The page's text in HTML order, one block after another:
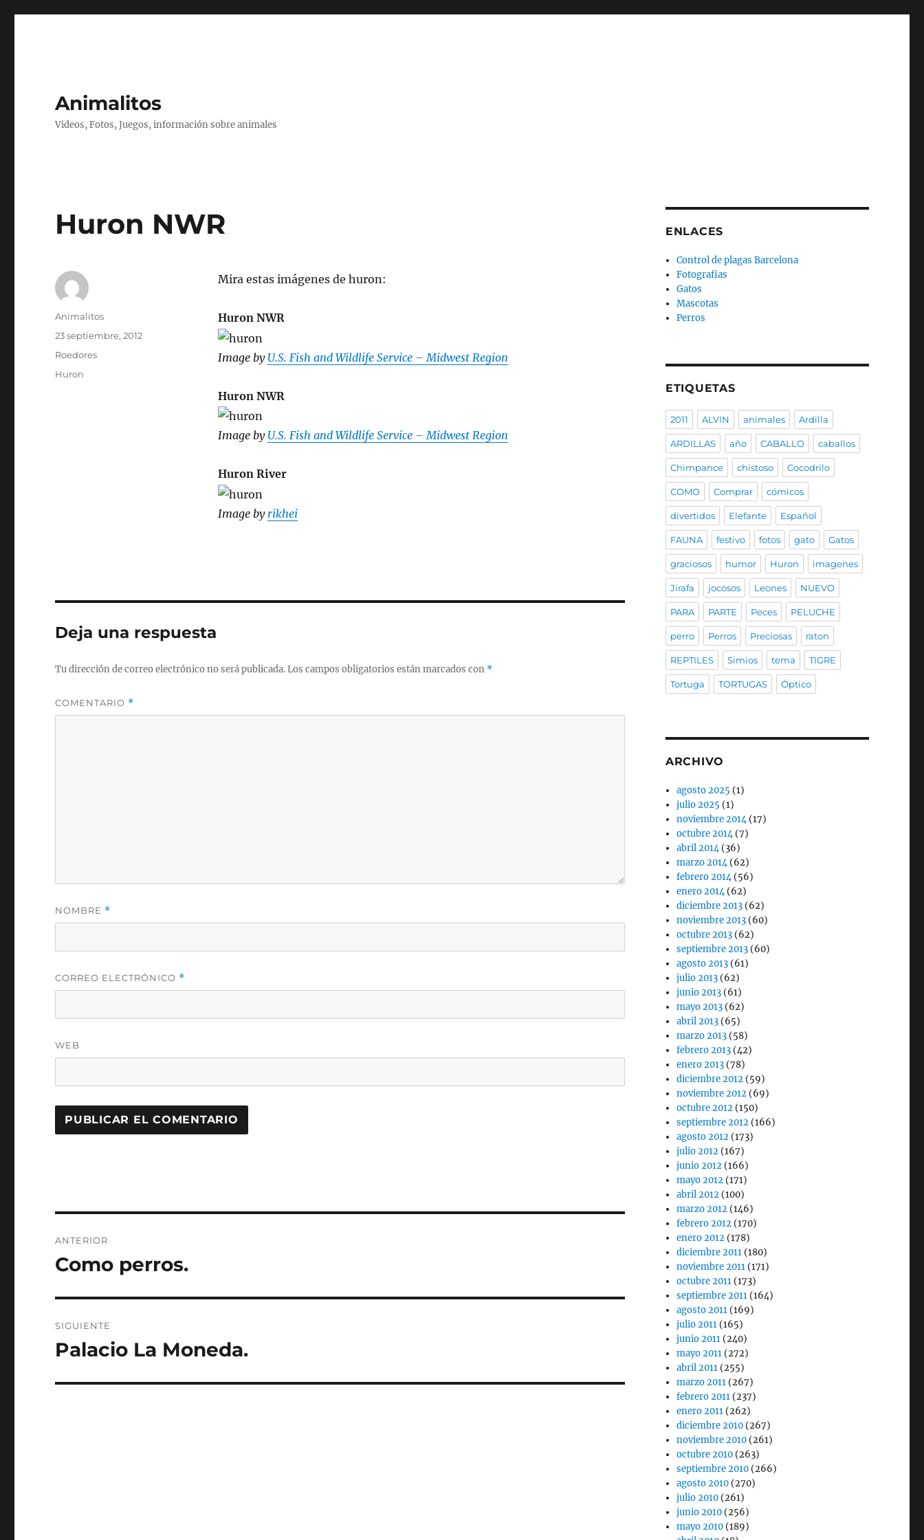
Animalitos
Videos, Fotos, Juegos, información sobre animales
Huron NWR
Mira estas imágenes de huron:
Huron NWR
Image by U.S. Fish and Wildlife Service – Midwest Region
Huron NWR
Image by U.S. Fish and Wildlife Service – Midwest Region
Huron River
Image by rikhei
Autor
Animalitos
Publicado
23 septiembre, 2012
Categorías
Roedores
Etiquetas
Huron
Deja una respuesta
Tu dirección de correo electrónico no será publicada.Los campos obligatorios están marcados con *
COMENTARIO *
NOMBRE *
CORREO ELECTRÓNICO *
WEB
de
ANTERIOR
Entrada
Como perros.
SIGUIENTE
Entrada
Palacio La Moneda.
ENLACES
Control de plagas Barcelona
Fotografias
Gatos
Mascotas
Perros
ETIQUETAS
2011 ALVIN animales Ardilla
ARDILLAS año CABALLO caballos
Chimpance chistoso Cocodrilo
COMO Comprar cómicos
divertidos Elefante Español
FAUNA festivo fotos gato Gatos
graciosos humor Huron imagenes
Jirafa jocosos Leones NUEVO
PARA PARTE Peces PELUCHE
perro Perros Preciosas raton
REPTILES Simios tema TIGRE
Tortuga TORTUGAS Óptico
ARCHIVO
agosto 2025 (1)
julio 2025 (1)
noviembre 2014(17)
octubre 2014(7)
abril 2014(36)
marzo 2014(62)
febrero 2014(56)
enero 2014(62)
diciembre 2013 (62)
noviembre 2013 (60)
octubre 2013 (62)
septiembre 2013 (60)
agosto 2013 (61)
julio 2013 (62)
junio 2013 (61)
mayo 2013 (62)
abril 2013 (65)
marzo 2013 (58)
febrero 2013 (42)
enero 2013 (78)
diciembre 2012 (59)
noviembre 2012 (69)
octubre 2012 (150)
septiembre 2012 (166)
agosto 2012 (173)
julio 2012 (167)
junio 2012 (166)
mayo 2012 (171)
abril 2012 (100)
marzo 2012 (146)
febrero 2012 (170)
enero 2012 (178)
diciembre 2011 (180)
noviembre 2011 (171)
octubre 2011 (173)
septiembre 2011 (164)
agosto 2011 (169)
julio 2011 (165)
junio 2011 (240)
mayo 2011 (272)
abril 2011 (255)
marzo 2011 (267)
febrero 2011 (237)
enero 2011 (262)
diciembre 2010 (267)
noviembre 2010 (261)
octubre 2010 (263)
septiembre 2010 (266)
agosto 2010 (270)
julio 2010 (261)
junio 2010 (256)
mayo 2010 (189)